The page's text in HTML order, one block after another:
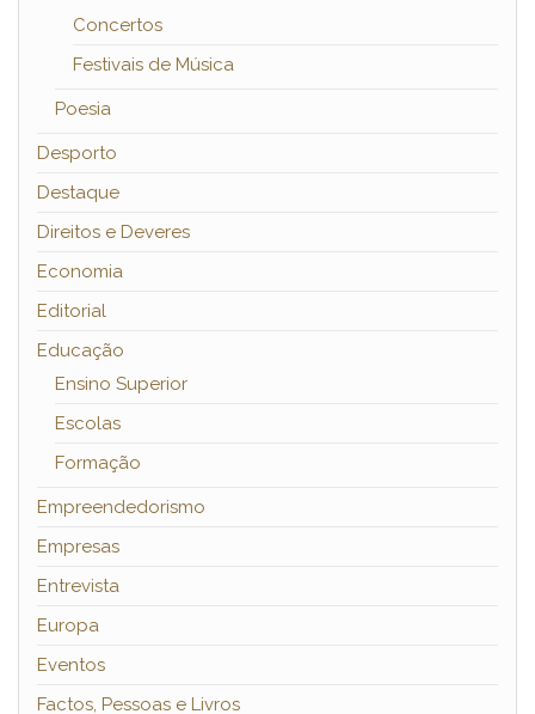
Concertos
Festivais de Música
Poesia
Desporto
Destaque
Direitos e Deveres
Economia
Editorial
Educação
Ensino Superior
Escolas
Formação
Empreendedorismo
Empresas
Entrevista
Europa
Eventos
Factos, Pessoas e Livros